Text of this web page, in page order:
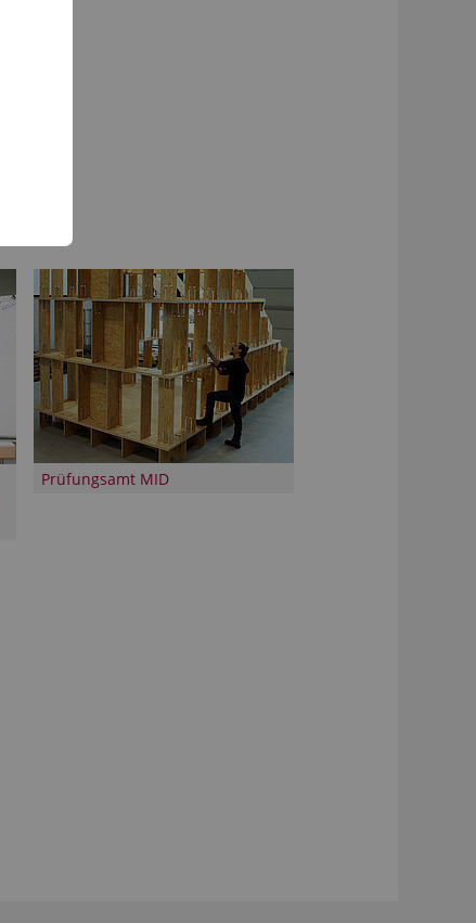
Prüfungsamt MID